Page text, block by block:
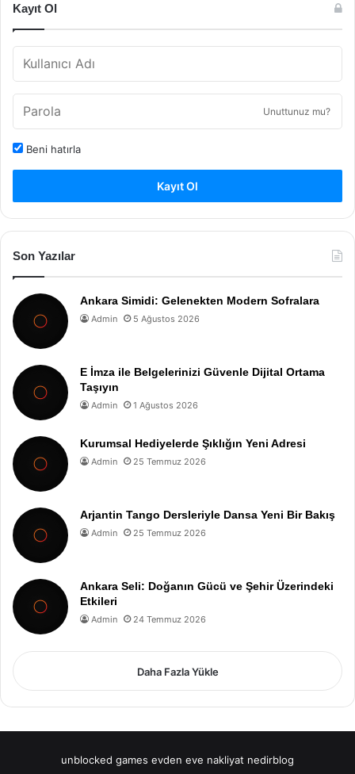
Kayıt Ol
Unuttunuz mu?
Beni hatırla
Kayıt Ol
Son Yazılar
Ankara Simidi: Gelenekten Modern Sofralara
Admin 5 Ağustos 2026
E İmza ile Belgelerinizi Güvenle Dijital Ortama
Taşıyın
Admin 1 Ağustos 2026
Kurumsal Hediyelerde Şıklığın Yeni Adresi
Admin 25 Temmuz 2026
Arjantin Tango Dersleriyle Dansa Yeni Bir Bakış
Admin 25 Temmuz 2026
Ankara Seli: Doğanın Gücü ve Şehir Üzerindeki
Etkileri
Admin 24 Temmuz 2026
Daha Fazla Yükle
unblocked games evden eve nakliyat nedirblog